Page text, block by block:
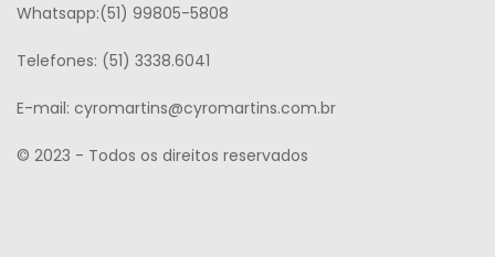
Whatsapp:(51) 99805-5808
Telefones: (51) 3338.6041
E-mail: cyromartins@cyromartins.com.br
© 2023 - Todos os direitos reservados